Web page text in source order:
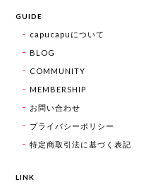
GUIDE
capucapuについて
BLOG
COMMUNITY
MEMBERSHIP
お問い合わせ
プライバシーポリシー
特定商取引法に基づく表記
LINK